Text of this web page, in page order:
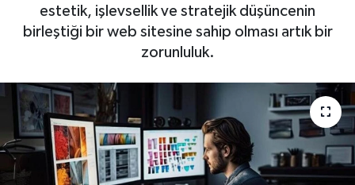
estetik, işlevsellik ve stratejik düşüncenin
birleştiği bir web sitesine sahip olması artık bir
zorunluluk.
Haberler
Magazin
Müzik
Piyasa
Haber Arşivi